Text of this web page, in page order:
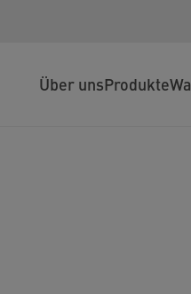
Über unsProdukte